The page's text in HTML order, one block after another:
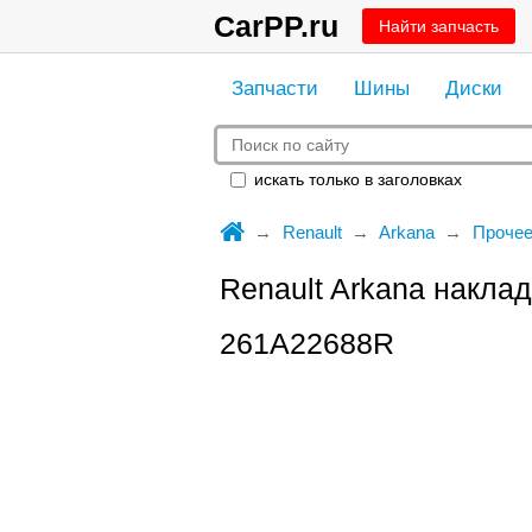
CarPP.ru Найти запчасть
Запчасти Шины Диски
искать только в заголовках
Renault Arkana Прочее
Renault Arkana
261A22688R